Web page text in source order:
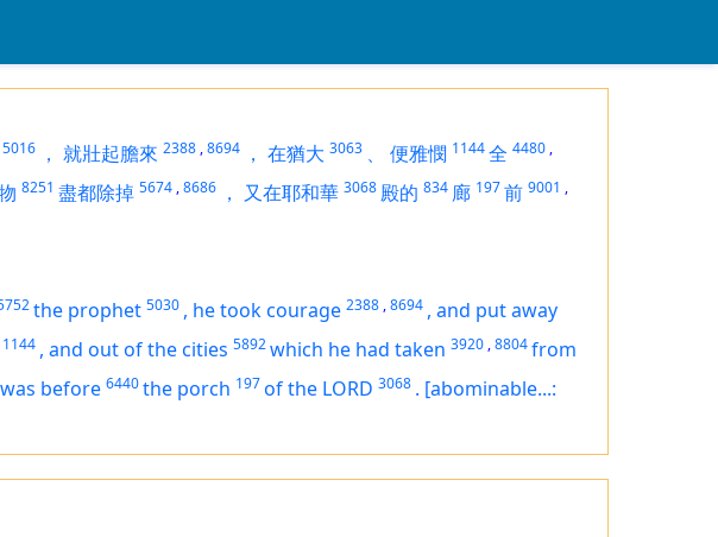
5016 ， 就壯起膽來 2388 ,8694 ， 在猶大 3063 、 便雅憫 1144全 4480 ,
8251 盡都除掉 5674 ,8686 ， 又在耶和華 3068 殿的 834 廊 197前 9001 ,
the prophet 5030 , he took courage 2388 ,8694 , and put away
1144 , and out of the cities 5892which he had taken 3920 ,8804from
was before 6440the porch 197of the LORD 3068 . [abominable...: